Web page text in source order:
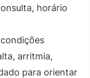
horário
arritmia,
para orientar